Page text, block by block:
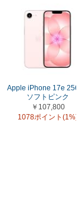
Apple iPhone 17e
ソフトピンク
￥107,800
1078ポイント(1%)